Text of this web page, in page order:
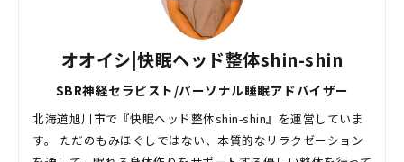
オオイシ|快眠ヘッド整体shin-shin
SBR神経セラピスト/パーソナル睡眠アドバイザー
北海道旭川市で『快眠ヘッド整体shin-shin』を運営していま
す。 ただのもみほぐしではない、本質的なリラクゼーション